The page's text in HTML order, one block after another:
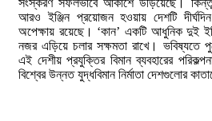
সংস্করণ সফলভাবে আকাশে উড়িয়েছে।
আরও ইঞ্জিন প্রয়োজন হওয়ায় দেশটি
অপেক্ষায় রয়েছে। ‘কান’ একটি আধুনিক দুই
নজর এড়িয়ে চলার সক্ষমতা রাখে। ভবিষ্যতে
এই দেশীয় প্রযুক্তির বিমান ব্যবহারের
বিশ্বের উন্নত যুদ্ধবিমান নির্মাতা দেশগুলোর